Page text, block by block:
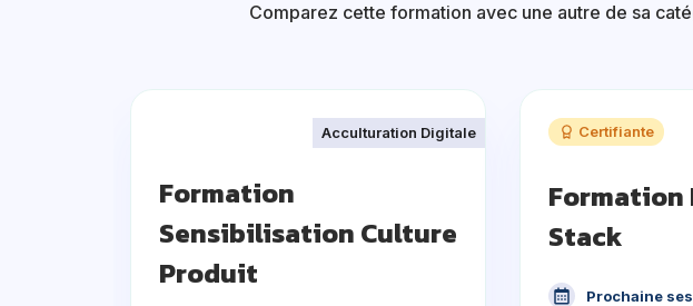
Comparez cette formation avec une autre de sa
Acculturation Digitale
Formation
Sensibilisation Culture
Produit
Certifiante
Formation
Stack
Prochaine